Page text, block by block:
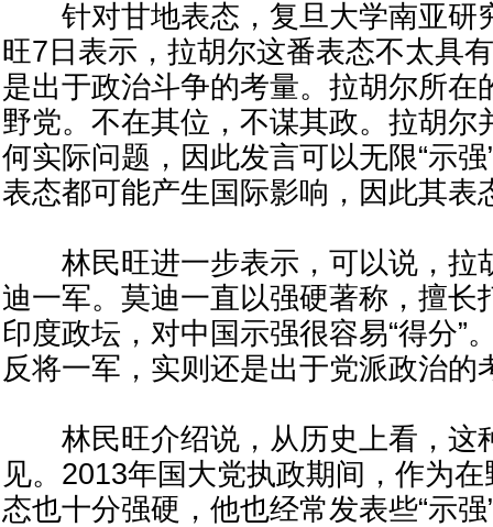
针对甘地表态，复旦大学南亚研
旺7日表示，拉胡尔这番表态不太具
是出于政治斗争的考量。拉胡尔所在
野党。不在其位，不谋其政。拉胡尔
何实际问题，因此发言可以无限“示
表态都可能产生国际影响，因此其表
林民旺进一步表示，可以说，拉
迪一军。莫迪一直以强硬著称，擅长
印度政坛，对中国示强很容易“得分”
反将一军，实则还是出于党派政治的
林民旺介绍说，从历史上看，这
见。2013年国大党执政期间，作为
态也十分强硬，他也经常发表些“示